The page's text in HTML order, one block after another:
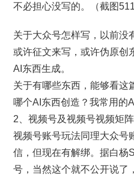
不必担心没写的。（截图
关于大众号怎样写，以前没
或许征文来写，或许伪原创
AI东西生成。
关于有哪些东西，能够看这
哪个AI东西创造？我常用的
2、视频号及视频号视频矩
视频号账号玩法同理大众号
信，但现在有解绑。据白杨
号，当然这个就不公开说了